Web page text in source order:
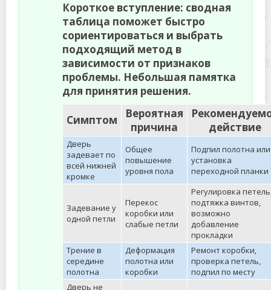
Короткое вступление: сводная
таблица поможет быстро
сориентироваться и выбрать
подходящий метод в
зависимости от признаков
проблемы. Небольшая памятка
для принятия решения.
Симптом
Вероятная
причина
действие
Дверь
задевает по
всей нижней
кромке
Общее
повышение
уровня пола
Подпил полотна или
установка
переходной планки
Задевание у
одной петли
Перекос
коробки или
слабые петли
Регулировка
подтяжка винтов,
возможно
добавление
прокладки
Трение в
середине
полотна
Деформация
полотна или
коробки
Ремонт коробки,
проверка петель,
подпил по месту
Дверь не